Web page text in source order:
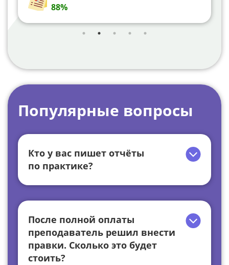
88%
Популярные вопросы
Кто у вас пишет отчёты
по практике?
После полной оплаты
преподаватель решил внести
правки. Сколько это будет
стоить?